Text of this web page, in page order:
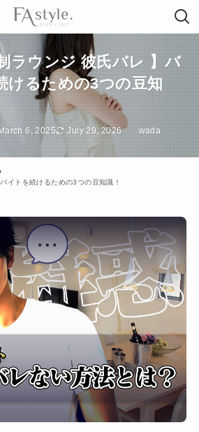
ラウンジ 彼氏バレ 】バ
けるための3つの豆知
6, 2025 July 29, 2026 wada
イトを続けるための3つの豆知識！